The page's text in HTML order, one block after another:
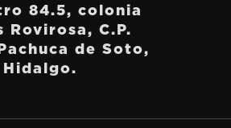
84.5, colonia
Rovirosa, C.P.
de Soto,
Hidalgo.